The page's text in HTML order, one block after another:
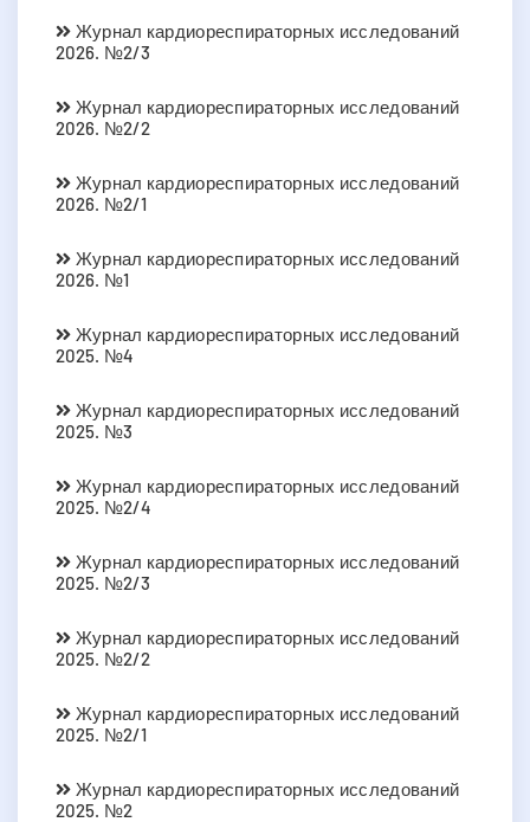
Журнал кардиореспираторных исследований
2026. №2/3
Журнал кардиореспираторных исследований
2026. №2/2
Журнал кардиореспираторных исследований
2026. №2/1
Журнал кардиореспираторных исследований
2026. №1
Журнал кардиореспираторных исследований
2025. №4
Журнал кардиореспираторных исследований
2025. №3
Журнал кардиореспираторных исследований
2025. №2/4
Журнал кардиореспираторных исследований
2025. №2/3
Журнал кардиореспираторных исследований
2025. №2/2
Журнал кардиореспираторных исследований
2025. №2/1
Журнал кардиореспираторных исследований
2025. №2